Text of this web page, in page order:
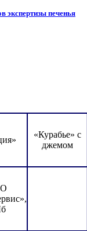
экспертизы печенья
«Курабье» с
джемом